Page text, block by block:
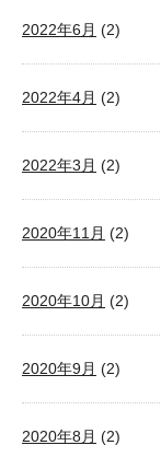
2022年6月 (2)
2022年4月 (2)
2022年3月 (2)
2020年11月 (2)
2020年10月 (2)
2020年9月 (2)
2020年8月 (2)